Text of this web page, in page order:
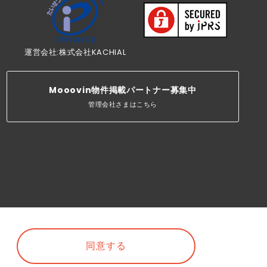
同意する
運営会社:株式会社KACHIAL
Mooovin物件掲載パートナー募集中
管理会社さまはこちら